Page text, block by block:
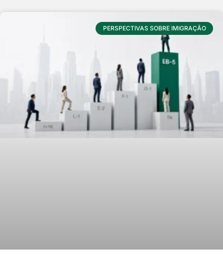
PERSPECTIVAS SOBRE IMIGRAÇÃO